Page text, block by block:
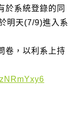
於系統登錄的同
明天(7/9)進入系
卷，以利系上持